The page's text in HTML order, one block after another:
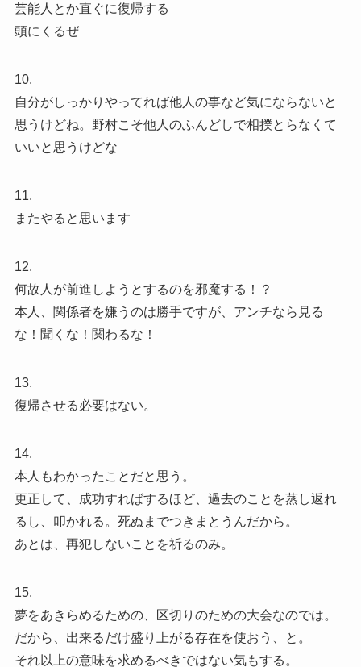
芸能人とか直ぐに復帰する
頭にくるぜ
10.
自分がしっかりやってれば他人の事など気にならないと
思うけどね。野村こそ他人のふんどしで相撲とらなくて
いいと思うけどな
11.
またやると思います
12.
何故人が前進しようとするのを邪魔する！？
本人、関係者を嫌うのは勝手ですが、アンチなら見る
な！聞くな！関わるな！
13.
復帰させる必要はない。
14.
本人もわかったことだと思う。
更正して、成功すればするほど、過去のことを蒸し返れ
るし、叩かれる。死ぬまでつきまとうんだから。
あとは、再犯しないことを祈るのみ。
15.
夢をあきらめるための、区切りのための大会なのでは。
だから、出来るだけ盛り上がる存在を使おう、と。
それ以上の意味を求めるべきではない気もする。